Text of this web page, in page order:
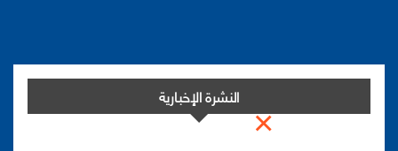
النشرة الإخبارية
×